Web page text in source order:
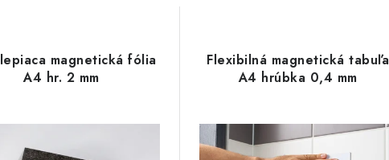
magnetická fólia
A4 hr. 2 mm
Flexibilná magnetická tabuľa
A4 hrúbka 0,4 mm